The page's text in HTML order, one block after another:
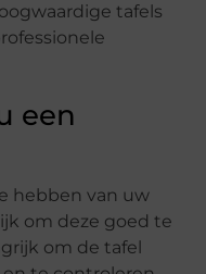
tafels
een
hebben van uw
om deze goed te
om de tafel